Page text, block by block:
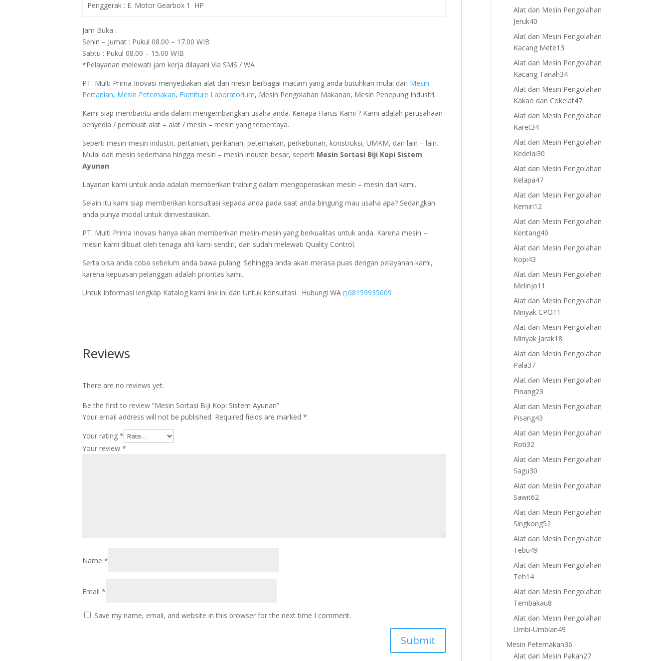
Penggerak : E. Motor Gearbox 1 HP
Jam Buka :
Senin – Jumat : Pukul 08.00 – 17.00 WIB
Sabtu : Pukul 08.00 – 15.00 WIB
*Pelayanan melewati jam kerja dilayani Via SMS / WA
PT. Multi Prima Inovasi menyediakan alat dan mesin berbagai macam yang anda butuhkan mulai dari Mesin
Pertanian, Mesin Peternakan, Furniture Laboratorium, Mesin Pengolahan Makanan, Mesin Penepung Industri.
Kami siap membantu anda dalam mengembangkan usaha anda. Kenapa Harus Kami ? Kami adalah perusahaan
penyedia / pembuat alat – alat / mesin – mesin yang terpercaya.
Seperti mesin-mesin industri, pertanian, perikanan, peternakan, perkebunan, konstruksi, UMKM, dan lain – lain.
Mulai dari mesin sederhana hingga mesin – mesin industri besar, seperti Mesin Sortasi Biji Kopi Sistem
Ayunan
Layanan kami untuk anda adalah memberikan training dalam mengoperasikan mesin – mesin dari kami.
Selain itu kami siap memberikan konsultasi kepada anda pada saat anda bingung mau usaha apa? Sedangkan
anda punya modal untuk diinvestasikan.
PT. Multi Prima Inovasi hanya akan memberikan mesin-mesin yang berkualitas untuk anda. Karena mesin –
mesin kami dibuat oleh tenaga ahli kami sendiri, dan sudah melewati Quality Control.
Serta bisa anda coba sebelum anda bawa pulang. Sehingga anda akan merasa puas dengan pelayanan kami,
karena kepuasan pelanggan adalah prioritas kami.
Untuk Informasi lengkap Katalog kami link ini dan Untuk konsultasi : Hubungi WA
08159935009
Reviews
There are no reviews yet.
Be the first to review “Mesin Sortasi Biji Kopi Sistem Ayunan”
Your email address will not be published. Required fields are marked*
Your rating*
Your review*
Name*
Email*
Save my name, email, and website in this browser for the next time I comment.
products
Alat dan Mesin Pengolahan
Jeruk40
products
Alat dan Mesin Pengolahan
Kacang Mete13
products
Alat dan Mesin Pengolahan
Kacang Tanah3434
products
Alat dan Mesin Pengolahan
Kakao dan Cokelat4747
products
Alat dan Mesin Pengolahan
Karet3434
products
Alat dan Mesin Pengolahan
Kedelai30
products
Alat dan Mesin Pengolahan
Kelapa4747
products
Alat dan Mesin Pengolahan
Kemiri12
products
Alat dan Mesin Pengolahan
Kentang40
products
Alat dan Mesin Pengolahan
Kopi43
products
Alat dan Mesin Pengolahan
Melinjo11
products
Alat dan Mesin Pengolahan
Minyak CPO11
products
Alat dan Mesin Pengolahan
Minyak Jarak18
products
Alat dan Mesin Pengolahan
Pala3737
products
Alat dan Mesin Pengolahan
Pinang23
products
Alat dan Mesin Pengolahan
Pisang43
products
Alat dan Mesin Pengolahan
Roti32
products
Alat dan Mesin Pengolahan
Sagu30
products
Alat dan Mesin Pengolahan
Sawit62
products
Alat dan Mesin Pengolahan
Singkong52
products
Alat dan Mesin Pengolahan
Tebu49
products
Alat dan Mesin Pengolahan
Teh1414
products
Alat dan Mesin Pengolahan
Tembakau8
products
Alat dan Mesin Pengolahan
Umbi-Umbian49
products
Mesin Peternakan36
products
Alat dan Mesin Pakan2727